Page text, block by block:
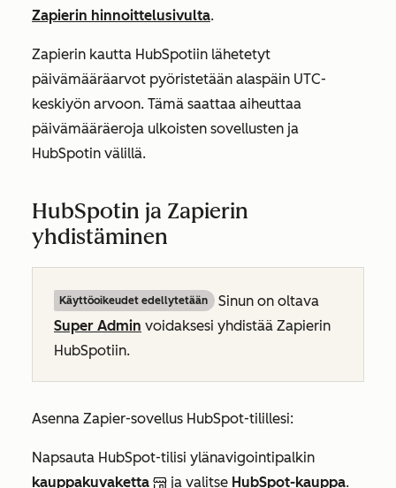
Zapierin hinnoittelusivulta.
Zapierin kautta HubSpotiin lähetetyt
päivämääräarvot pyöristetään alaspäin UTC-
keskiyön arvoon. Tämä saattaa aiheuttaa
päivämääräeroja ulkoisten sovellusten ja
HubSpotin välillä.
HubSpotin ja Zapierin
yhdistäminen
Käyttöoikeudet edellytetään
Sinun on oltava
Super Admin voidaksesi yhdistää Zapierin
HubSpotiin.
Asenna Zapier-sovellus HubSpot-tilillesi:
Napsauta HubSpot-tilisi ylänavigointipalkin
kauppakuvaketta
ja valitse HubSpot-kauppa.